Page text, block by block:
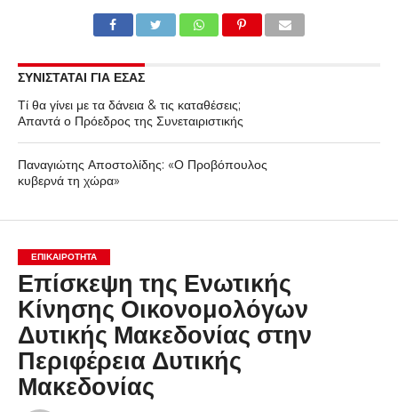
ΣΥΝΙΣΤΑΤΑΙ ΓΙΑ ΕΣΑΣ
Τί θα γίνει με τα δάνεια & τις καταθέσεις;
Απαντά ο Πρόεδρος της Συνεταιριστικής
Παναγιώτης Αποστολίδης: «Ο Προβόπουλος
κυβερνά τη χώρα»
ΕΠΙΚΑΙΡΟΤΗΤΑ
Επίσκεψη της Ενωτικής
Κίνησης Οικονομολόγων
Δυτικής Μακεδονίας στην
Περιφέρεια Δυτικής
Μακεδονίας